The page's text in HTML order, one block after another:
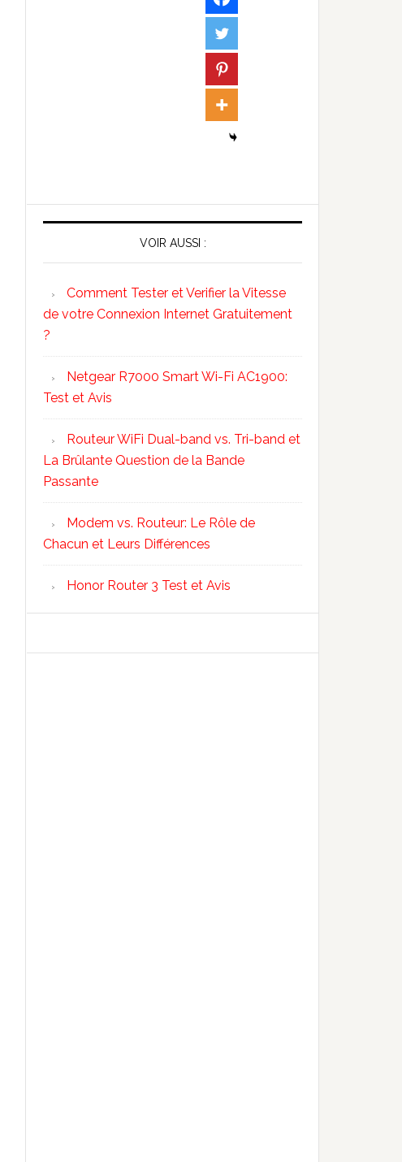
VOIR AUSSI :
Comment Tester et Verifier la Vitesse
de votre Connexion Internet Gratuitement
?
Netgear R7000 Smart Wi-Fi AC1900:
Test et Avis
Routeur WiFi Dual-band vs. Tri-band et
La Brûlante Question de la Bande
Passante
Modem vs. Routeur: Le Rôle de
Chacun et Leurs Différences
Honor Router 3 Test et Avis